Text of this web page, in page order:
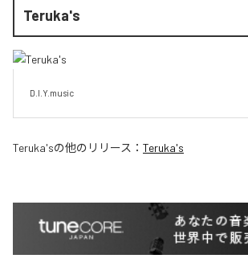
Teruka's
D.I.Y.music
Teruka'sの他のリリース： Teruka's